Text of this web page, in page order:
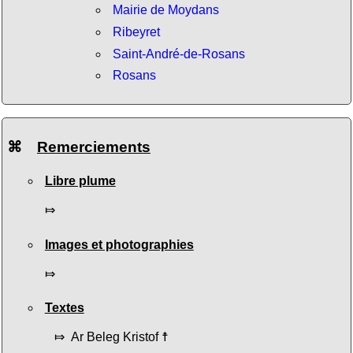
Mairie de Moydans
Ribeyret
Saint-André-de-Rosans
Rosans
⌘ Remerciements
Libre plume
⤇
Images et photographies
⤇
Textes
⤇ Ar Beleg Kristof ☨